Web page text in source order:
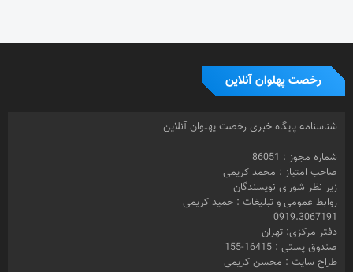
رخصت پهلوان آنلاین
شناسنامه پایگاه خبری رخصت پهلوان آنلاین
شماره مجوز : 86051
صاحب امتیاز : محمد کریمی
زیر نظر شورای نویسندگان
روابط عمومی و تبلیغات : حمید کریمی
0919.3067191
دفتر مرکزی: تهران
صندوق پستی : 16415-155
طراح سایت : محسن کریمی